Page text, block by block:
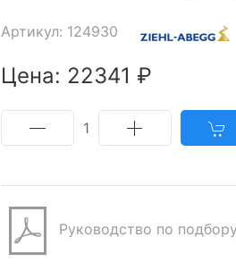
Артикул: 124930
Цена: 22341 ₽
1
Руководство по